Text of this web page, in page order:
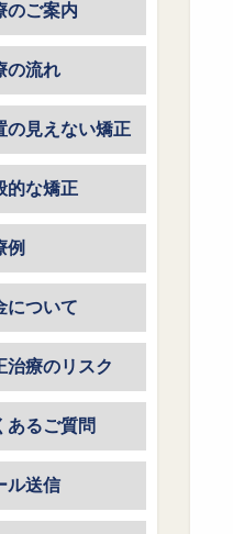
のご案内
の流れ
の見えない矯正
的な矯正
例
について
治療のリスク
あるご質問
ル送信